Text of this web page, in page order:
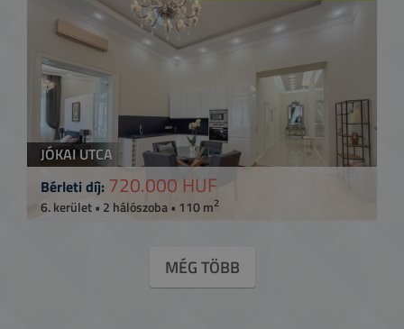
JÓKAI UTCA
Bérleti díj: 720.000 HUF
6. kerület • 2 hálószoba • 110 m2
MÉG TÖBB